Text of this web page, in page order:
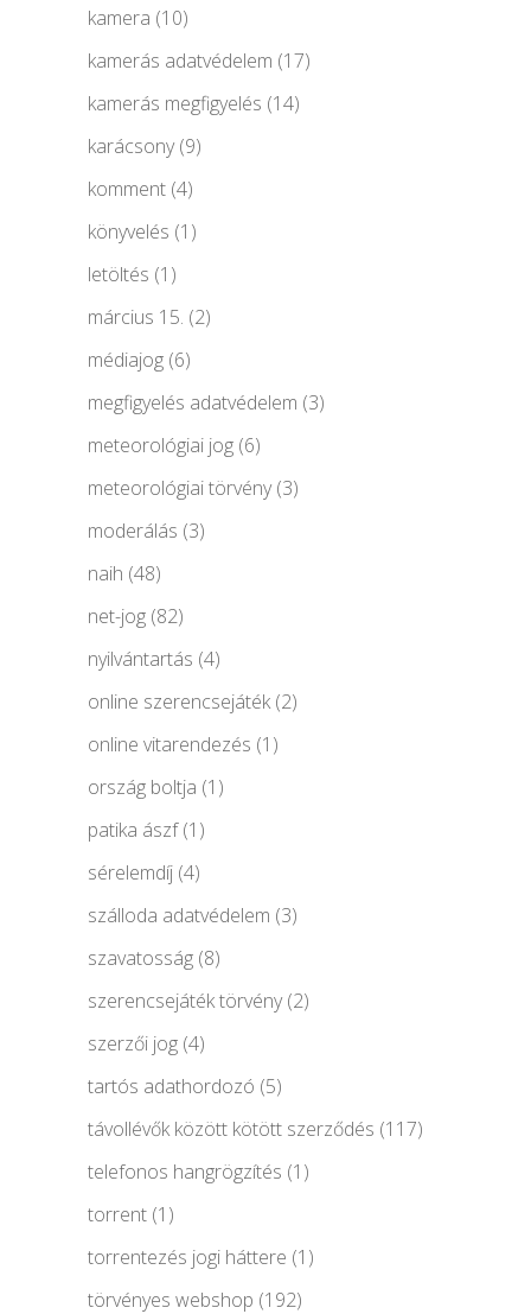
kamera (10)
kamerás adatvédelem (17)
kamerás megfigyelés (14)
karácsony(9)
komment (4)
könyvelés (1)
letöltés (1)
március 15. (2)
médiajog (6)
megfigyelés adatvédelem (3)
meteorológiai jog (6)
meteorológiai törvény(3)
moderálás (3)
naih (48)
net-jog (82)
nyilvántartás (4)
online szerencsejáték(2)
online vitarendezés (1)
ország boltja (1)
patika ászf(1)
sérelemdíj (4)
szálloda adatvédelem (3)
szavatosság (8)
szerencsejáték törvény(2)
szerzői jog (4)
tartós adathordozó (5)
távollévők között kötött szerződés (117)
telefonos hangrögzítés (1)
torrent (1)
torrentezés jogi háttere (1)
törvényes webshop (192)